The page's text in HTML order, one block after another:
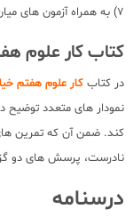
7) به همراه آزمون های میان نوبت و پایان نوبت مدارس
کتاب کار علوم
در کتاب کار علوم هفتم
نمودار های متعدد توضیح
کند. ضمن آن که تمرین
نادرست، پرسش های دو
درسنامه